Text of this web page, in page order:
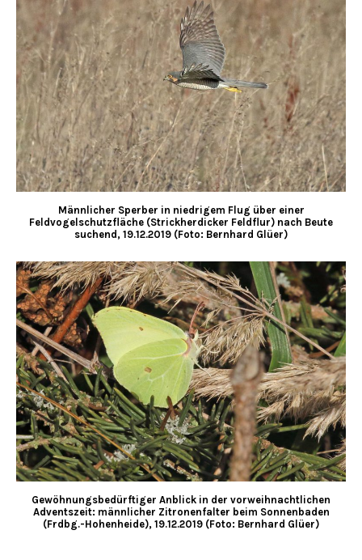
Männlicher Sperber in niedrigem Flug über einer
Feldvogelschutzfläche (Strickherdicker Feldflur) nach Beute
suchend, 19.12.2019 (Foto: Bernhard Glüer)
Gewöhnungsbedürftiger Anblick in der vorweihnachtlichen
Adventszeit: männlicher Zitronenfalter beim Sonnenbaden
(Frdbg.-Hohenheide), 19.12.2019 (Foto: Bernhard Glüer)